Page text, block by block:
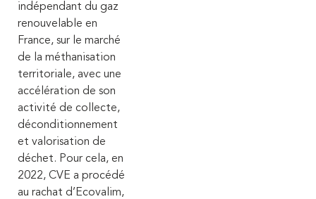
indépendant du gaz
renouvelable en
France, sur le marché
de la méthanisation
territoriale, avec une
accélération de son
activité de collecte,
déconditionnement
et valorisation de
déchet. Pour cela, en
2022, CVE a procédé
au rachat d’Ecovalim,